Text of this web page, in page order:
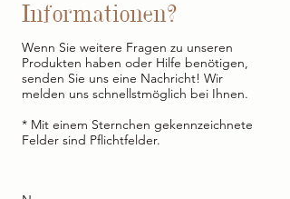
Informationen?
Wenn Sie weitere Fragen zu unseren
Produkten haben oder Hilfe benötigen,
senden Sie uns eine Nachricht! Wir
melden uns schnellstmöglich bei Ihnen.
* Mit einem Sternchen gekennzeichnete
Felder sind Pflichtfelder.